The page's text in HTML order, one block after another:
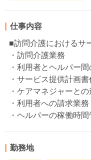
仕事内容
■訪問介護におけるサ
・訪問介護業務
・利用者とヘルパー
・サービス提供計画
・ケアマネジャーと
・利用者への請求業務
・ヘルパーの稼働時
勤務地